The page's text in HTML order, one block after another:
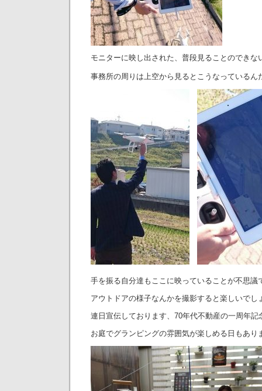
モニターに映し出された、普段見ることのできな
事務所の周りは上空から見るとこうなっているん
手を振る自分達もここに映っていることが不思議
アウトドアの様子なんかを撮影すると楽しいでし
連日宣伝しております、70年代不動産の一周年記
お庭でグランピングの雰囲気が楽しめる日もあり